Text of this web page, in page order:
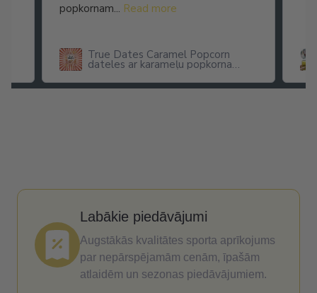
popkornam... Read more
True Dates Caramel Popcorn
dateles ar karameļu popkorna
Labākie piedāvājumi
Augstākās kvalitātes sporta aprīkojums
par nepārspējamām cenām, īpašām
atlaidēm un sezonas piedāvājumiem.